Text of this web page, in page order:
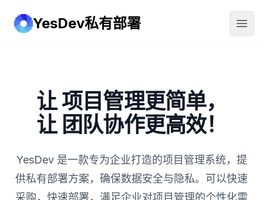
YesDevYesDev私有部署 打开
让 项目管理更简单，
让 团队协作更高效！
YesDev 是一款专为企业打造的项目管理系统，提
供私有部署方案，确保数据安全与隐私。可以快速
采购，快速部署，满足企业对项目管理的个性化需